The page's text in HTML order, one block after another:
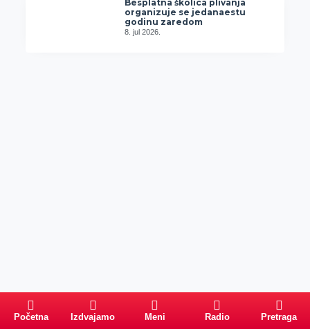
Besplatna školica plivanja
organizuje se jedanaestu
godinu zaredom
8. jul 2026.
Početna Izdvajamo Meni Radio Pretraga